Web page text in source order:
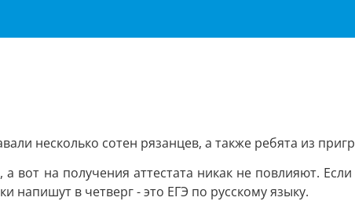
несколько сотен рязанцев, а также ребята из
на получения аттестата никак не повлияют.
в четверг - это ЕГЭ по русскому языку.